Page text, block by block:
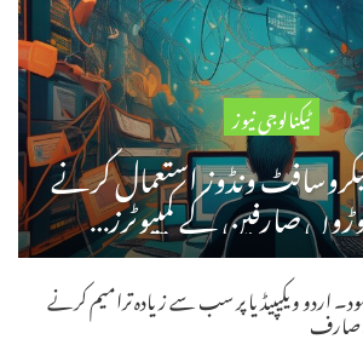
ٹیکنالوجی نیوز
ونڈوز استعمال کرنے
صارفین کے کمپیوٹرز…
اردو ویکیپیڈیا پر سب سے زیادہ ترامیم کرنے